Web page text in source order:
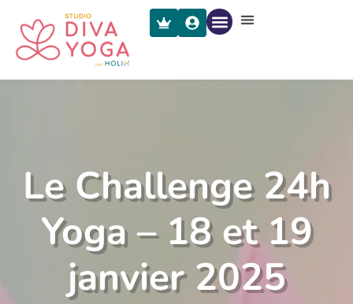
Le Challenge 24h
Yoga – 18 et 19
janvier 2025